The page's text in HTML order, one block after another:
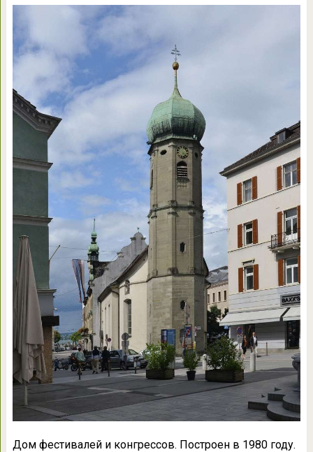
Дом фестивалей и конгрессов. Построен в 1980 году.